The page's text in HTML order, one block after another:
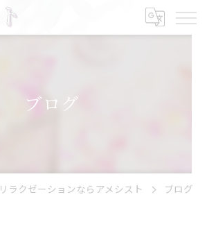
ブログ
リラクゼーションならアメシスト ブログ